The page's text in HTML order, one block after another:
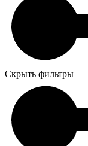
Скрыть фильтры